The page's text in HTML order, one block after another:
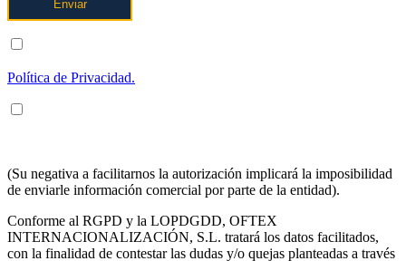
Política de Privacidad.
(Su negativa a facilitarnos la autorización implicará la imposibilidad
de enviarle información comercial por parte de la entidad).
Conforme al RGPD y la LOPDGDD, OFTEX
INTERNACIONALIZACIÓN, S.L. tratará los datos facilitados,
con la finalidad de contestar las dudas y/o quejas planteadas a través